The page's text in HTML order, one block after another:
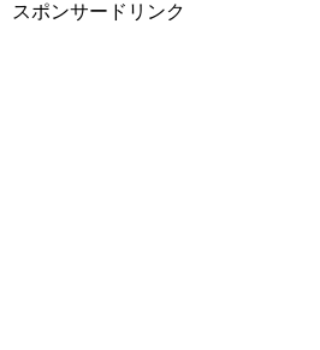
スポンサードリンク